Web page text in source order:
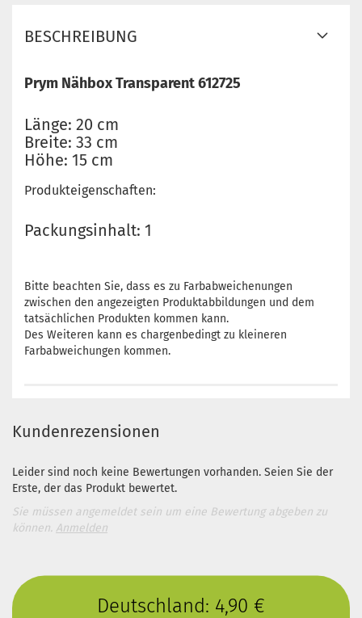
BESCHREIBUNG
Prym Nähbox Transparent 612725
Länge: 20 cm
Breite: 33 cm
Höhe: 15 cm
Produkteigenschaften:
Packungsinhalt: 1
Bitte beachten Sie, dass es zu Farbabweichenungen
zwischen den angezeigten Produktabbildungen und dem
tatsächlichen Produkten kommen kann.
Des Weiteren kann es chargenbedingt zu kleineren
Farbabweichungen kommen.
Kundenrezensionen
Leider sind noch keine Bewertungen vorhanden. Seien Sie der
Erste, der das Produkt bewertet.
Sie müssen angemeldet sein um eine Bewertung abgeben zu
können. Anmelden
Deutschland: 4,90 €